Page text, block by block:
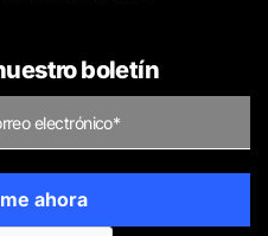
boletín